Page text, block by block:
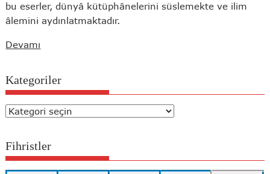
bu eserler, dünyâ kütüphânelerini süslemekte ve ilim
âlemini aydınlatmaktadır.
Devamı
Kategoriler
Kategoriler
Fihristler